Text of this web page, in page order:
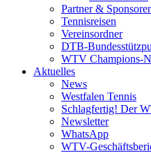
Partner &
Tennisreisen
Vereinsordner
DTB-
WTV Champions-
Aktuelles
News
Westfalen Tennis
Schlagfertig! Der
Newsletter
WhatsApp
WTV-